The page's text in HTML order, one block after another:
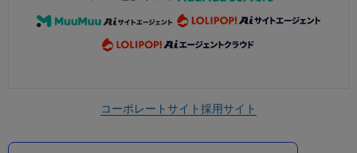
コーポレートサイト採用サイト